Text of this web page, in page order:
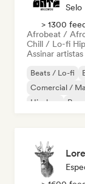
Selo
> 1300
Afrobeat /
Chill / Lo-fi
Assinar
Beats / Lo-fi
Comercial /
Hip-hop
Pop